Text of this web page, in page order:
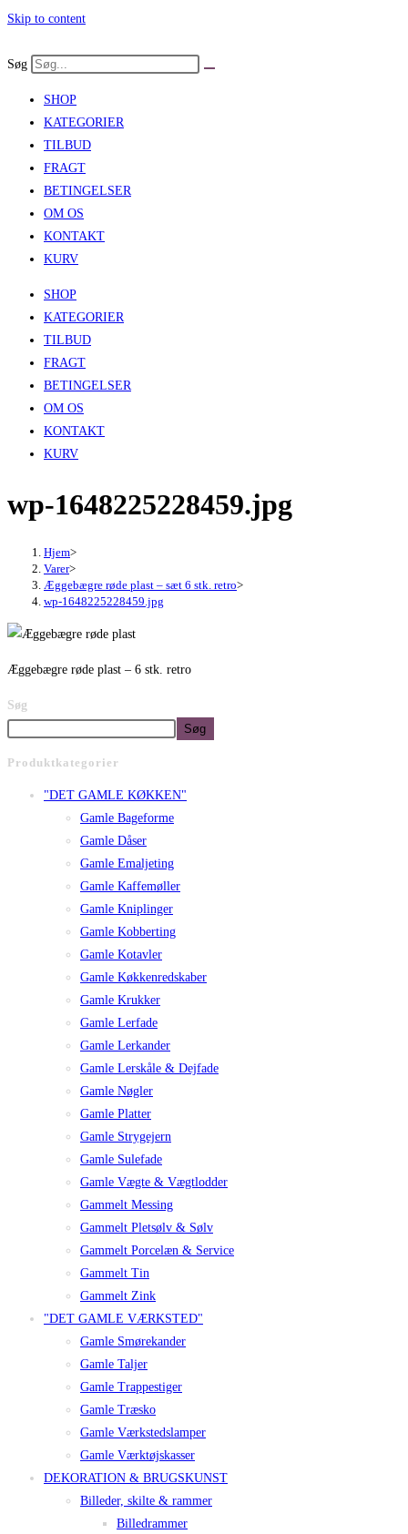
Skip to content
Søg
SHOP
KATEGORIER
TILBUD
FRAGT
BETINGELSER
OM OS
KONTAKT
KURV
SHOP
KATEGORIER
TILBUD
FRAGT
BETINGELSER
OM OS
KONTAKT
KURV
wp-1648225228459.jpg
Hjem>
Varer>
Æggebægre røde plast – sæt 6 stk. retro>
wp-1648225228459.jpg
Æggebægre røde plast – 6 stk. retro
Søg
Søg
Produktkategorier
"DET GAMLE KØKKEN"
Gamle Bageforme
Gamle Dåser
Gamle Emaljeting
Gamle Kaffemøller
Gamle Kniplinger
Gamle Kobberting
Gamle Kotavler
Gamle Køkkenredskaber
Gamle Krukker
Gamle Lerfade
Gamle Lerkander
Gamle Lerskåle & Dejfade
Gamle Nøgler
Gamle Platter
Gamle Strygejern
Gamle Sulefade
Gamle Vægte & Vægtlodder
Gammelt Messing
Gammelt Pletsølv & Sølv
Gammelt Porcelæn & Service
Gammelt Tin
Gammelt Zink
"DET GAMLE VÆRKSTED"
Gamle Smørekander
Gamle Taljer
Gamle Trappestiger
Gamle Træsko
Gamle Værkstedslamper
Gamle Værktøjskasser
DEKORATION & BRUGSKUNST
Billeder, skilte & rammer
Billedrammer